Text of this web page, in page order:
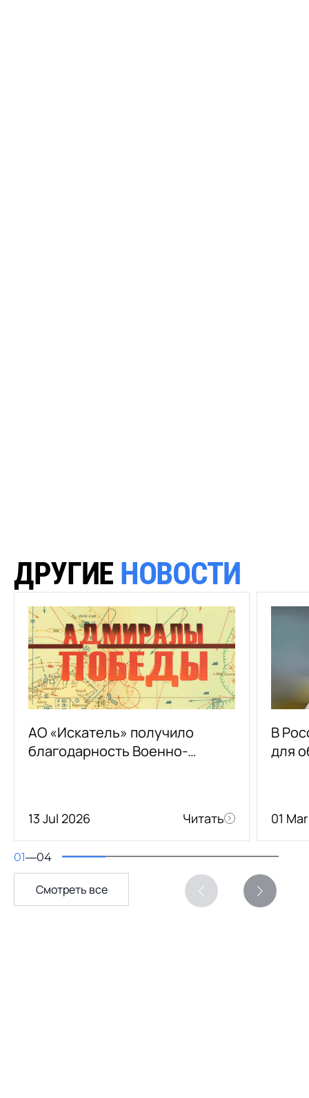
ДРУГИЕ НОВОСТИ
АО «Искатель» получило
благодарность Военно-
Победы»
13 Jul 2026 Читать
В
для
01
01—04
Смотреть все